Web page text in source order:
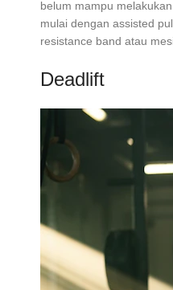
belum mampu
mulai dengan assisted
resistance band atau
Deadlift